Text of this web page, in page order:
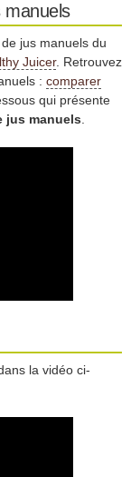
manuels
jus manuels du
Juicer. Retrouvez
: comparer
qui présente
jus manuels
la vidéo ci-